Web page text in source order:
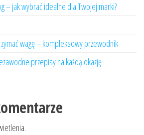
– jak wybrać idealne dla Twojej marki?
wagę – kompleksowy przewodnik
przepisy na każdą okazję